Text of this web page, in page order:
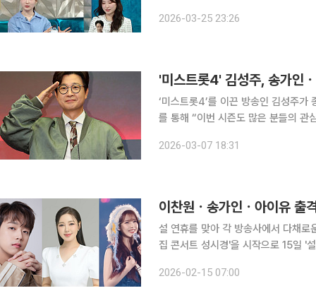
여기저기 가고 있다. ‘런닝맨’이랑 ‘냉
2026-03-25 23:26
‘미스트롯4’를 이끈 방송인 김성주가 종영 소감을 전했다. 7일
를 통해 “이번 시즌도 많은 분들의 관
와 고비를 맞기도 하는데 무탈하게 이
2026-03-07 18:31
이찬원ㆍ송가인ㆍ아이유
설 연휴를 맞아 각 방송사에서 다채로운 특선 방송을 준비
집 콘서트 성시경'을 시작으로 15일 '
닝' 등 장르도 재미도 다양
2026-02-15 07:00